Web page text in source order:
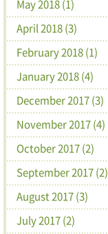
May 2018 (1)
April 2018 (3)
February 2018 (1)
January 2018 (4)
December 2017 (3)
November 2017 (4)
October 2017 (2)
September 2017 (2)
August 2017 (3)
July 2017 (2)